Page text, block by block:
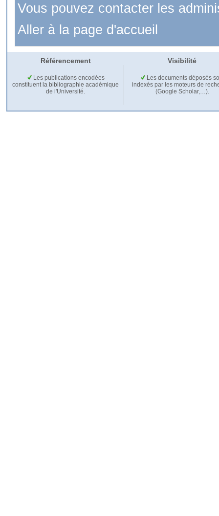
Vous pouvez contacter les
Aller à la page d'accueil
Référencement Visibilité
Les publications encodées
constituent la bibliographie académique
de l'Université.
Les documents déposés
indexés par les moteurs de
(Google Scholar,…).